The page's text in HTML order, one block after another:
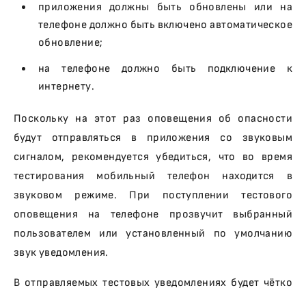
приложения должны быть обновлены или на
телефоне должно быть включено автоматическое
обновление;
на телефоне должно быть подключение к
интернету.
Поскольку на этот раз оповещения об опасности
будут отправляться в приложения со звуковым
сигналом, рекомендуется убедиться, что во время
тестирования мобильный телефон находится в
звуковом режиме. При поступлении тестового
оповещения на телефоне прозвучит выбранный
пользователем или установленный по умолчанию
звук уведомления.
В отправляемых тестовых уведомлениях будет чётко